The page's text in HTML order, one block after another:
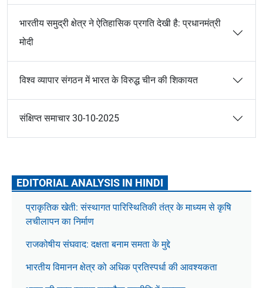
भारतीय समुद्री क्षेत्र ने ऐतिहासिक प्रगति देखी है: प्रधानमंत्री
मोदी
विश्व व्यापार संगठन में भारत के विरुद्ध चीन की शिकायत
संक्षिप्त समाचार 30-10-2025
EDITORIAL ANALYSIS IN HINDI
प्राकृतिक खेती: संस्थागत पारिस्थितिकी तंत्र के माध्यम से कृषि
लचीलापन का निर्माण
राजकोषीय संघवाद: दक्षता बनाम समता के मुद्दे
भारतीय विमानन क्षेत्र को अधिक प्रतिस्पर्धा की आवश्यकता